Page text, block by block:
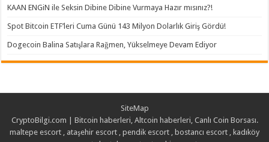
KAAN ENGiN ile Seksin Dibine Dibine Vurmaya Hazır mısınız?!
Spot Bitcoin ETF’leri Cuma Günü 143 Milyon Dolarlık Giriş Gördü!
Dogecoin Balina Satışlara Rağmen, Yükselmeye Devam Ediyor
SiteMap
CryptoBilgi.com | Bitcoin haberleri, Altcoin haberleri, Canlı Coin Borsası.
maltepe escort
ataşehir escort pendik escort bostancı escort kadıköy